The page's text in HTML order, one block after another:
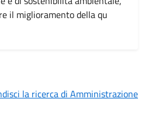
il miglioramento della qu
la ricerca di Amministrazione